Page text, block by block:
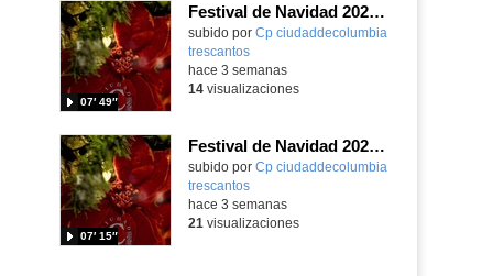
Festival de Navidad 2025-26 - 1ºA de Primaria
subido por Cp ciudaddecolumbia
trescantos
07′ 49″
-
hace 3 semanas
14visualizaciones
Festival de Navidad 2025-26 - Infantil 5 años
subido por Cp ciudaddecolumbia
trescantos
07′ 15″
-
hace 3 semanas
21 visualizaciones